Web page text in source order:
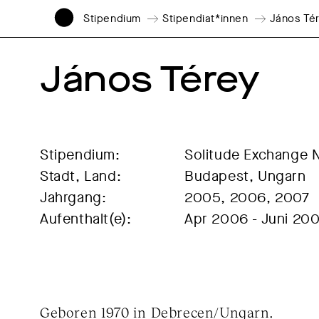
Stipendium Stipendiat*innen János
János Térey
Stipendium:
Solitude Exchange
Stadt, Land:
Budapest, Ungarn
Jahrgang:
2005, 2006, 2007
Aufenthalt(e):
Apr 2006 - Juni
Geboren 1970 in Debrecen/Ungarn.